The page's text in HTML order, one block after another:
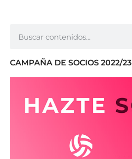
CAMPAÑA DE SOCIOS 2022/23